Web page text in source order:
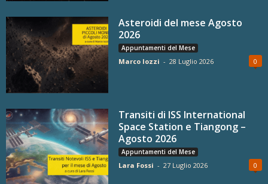
Asteroidi del mese Agosto
2026
Appuntamenti del Mese
Marco Iozzi - 28 Luglio 2026 0
Transiti di ISS International
Space Station e Tiangong –
Agosto 2026
Appuntamenti del Mese
Lara Fossi - 27 Luglio 2026 0